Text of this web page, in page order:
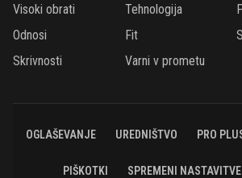
Visoki obrati
Tehnologija
Odnosi
Fit
Skrivnosti
Varni v prometu
OGLAŠEVANJE UREDNIŠTVO PRO
PIŠKOTKI SPREMENI